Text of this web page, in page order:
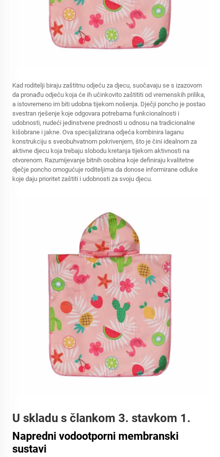
Kad roditelji biraju zaštitnu odjeću za djecu, suočavaju se s izazovom
da pronađu odjeću koja će ih učinkovito zaštititi od vremenskih prilika,
a istovremeno im biti udobna tijekom nošenja. Dječji poncho je postao
svestran rješenje koje odgovara potrebama funkcionalnosti i
udobnosti, nudeći jedinstvene prednosti u odnosu na tradicionalne
kišobrane i jakne. Ova specijalizirana odjeća kombinira laganu
konstrukciju s sveobuhvatnom pokrivenjem, što je čini idealnom za
aktivne djecu koja trebaju slobodu kretanja tijekom aktivnosti na
otvorenom. Razumijevanje bitnih osobina koje definiraju kvalitetne
dječje poncho omogućuje roditeljima da donose informirane odluke
koje daju prioritet zaštiti i udobnosti za svoju djecu.
U skladu s člankom 3. stavkom 1.
Napredni vodootporni membranski
sustavi